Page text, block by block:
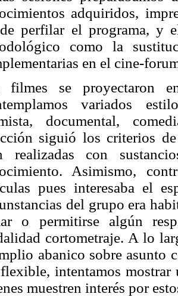
adquiridos,
perfilar el programa, y
como la
en el cine-
filmes se proyectaron
variados
documental,
siguió los criterios
realizadas con
Asimismo,
pues interesaba el
del grupo era
o permitirse algún
cortometraje. A lo
abanico sobre asunto
flexible, intentamos
muestren interés por